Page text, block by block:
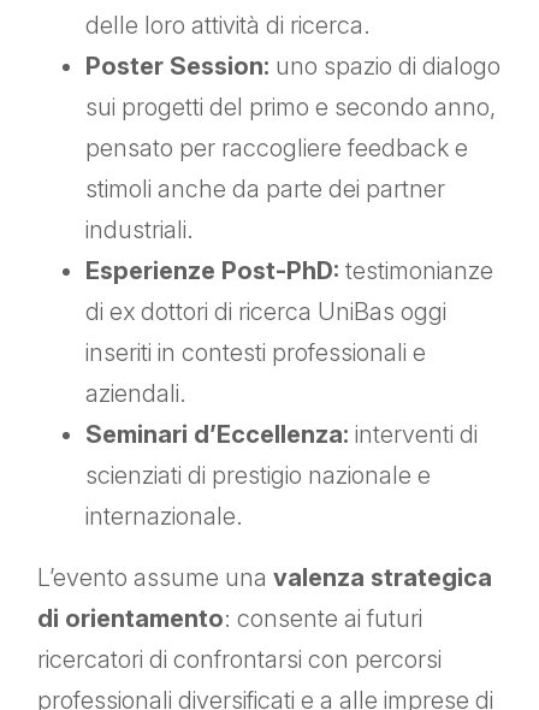
delle loro attività di ricerca.
Poster Session: uno spazio di dialogo
sui progetti del primo e secondo anno,
pensato per raccogliere feedback e
stimoli anche da parte dei partner
industriali.
Esperienze Post-PhD: testimonianze
di ex dottori di ricerca UniBas oggi
inseriti in contesti professionali e
aziendali.
Seminari d’Eccellenza: interventi di
scienziati di prestigio nazionale e
internazionale.
L’evento assume una valenza strategica
di orientamento: consente ai futuri
ricercatori di confrontarsi con percorsi
professionali diversificati e a alle imprese di